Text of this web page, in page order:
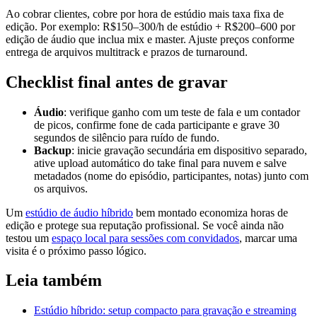
Ao cobrar clientes, cobre por hora de estúdio mais taxa fixa de
edição. Por exemplo: R$150–300/h de estúdio + R$200–600 por
edição de áudio que inclua mix e master. Ajuste preços conforme
entrega de arquivos multitrack e prazos de turnaround.
Checklist final antes de gravar
Áudio: verifique ganho com um teste de fala e um contador
de picos, confirme fone de cada participante e grave 30
segundos de silêncio para ruído de fundo.
Backup: inicie gravação secundária em dispositivo separado,
ative upload automático do take final para nuvem e salve
metadados (nome do episódio, participantes, notas) junto com
os arquivos.
Um estúdio de áudio híbrido bem montado economiza horas de
edição e protege sua reputação profissional. Se você ainda não
testou um espaço local para sessões com convidados, marcar uma
visita é o próximo passo lógico.
Leia também
Estúdio híbrido: setup compacto para gravação e streaming